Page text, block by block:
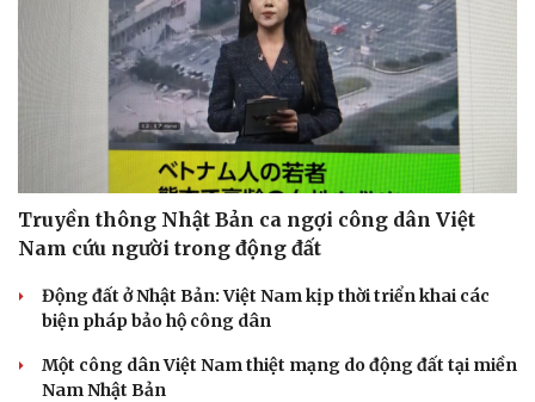
Truyền thông Nhật Bản ca ngợi công dân Việt
Nam cứu người trong động đất
Động đất ở Nhật Bản: Việt Nam kịp thời triển khai các
biện pháp bảo hộ công dân
Một công dân Việt Nam thiệt mạng do động đất tại miền
Nam Nhật Bản